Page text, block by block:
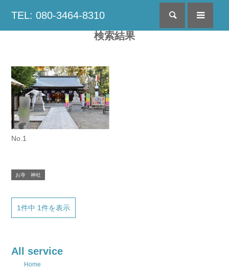
TEL: 080-3464-8310 検索
検索結果
No.1
お寺 神社
1件中 1件を表示
All service
Home